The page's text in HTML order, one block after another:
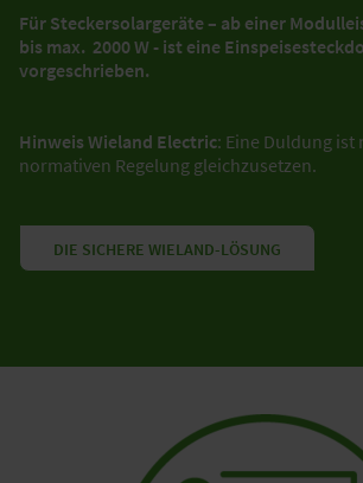
Für Steckersolargeräte – ab einer
bis max. 2000 W - ist eine
vorgeschrieben.
Hinweis Wieland Electric: Eine Duldung
normativen Regelung gleichzusetzen.
DIE SICHERE WIELAND-LÖSUNG